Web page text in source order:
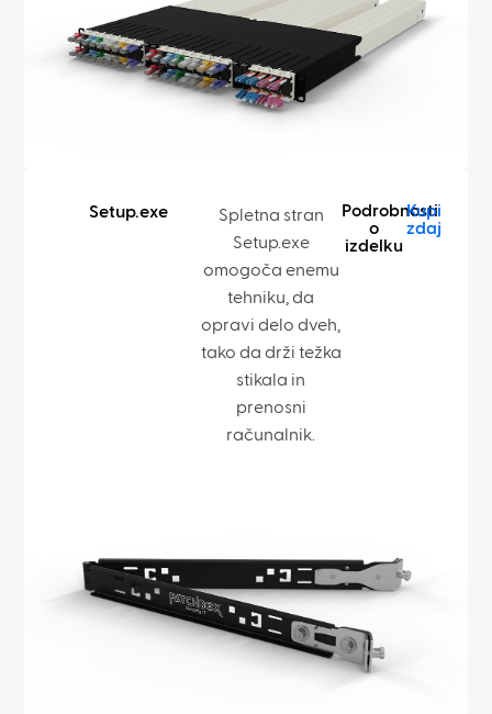
Setup.exe
Spletna stran
Setup.exe
omogoča enemu
tehniku, da
opravi delo dveh,
tako da drži težka
stikala in
prenosni
računalnik.
Podrobnosti
o
izdelku
Kupi
zdaj